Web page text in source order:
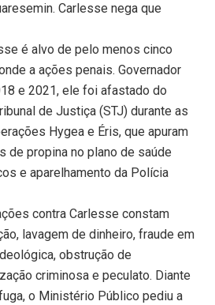
Carlesse nega que
é alvo de pelo menos cinco
a ações penais. Governador
e 2021, ele foi afastado do
de Justiça (STJ) durante as
Hygea e Éris, que apuram
de propina no plano de saúde
e aparelhamento da Polícia
contra Carlesse constam
lavagem de dinheiro, fraude em
obstrução de
criminosa e peculato. Diante
o Ministério Público pediu a